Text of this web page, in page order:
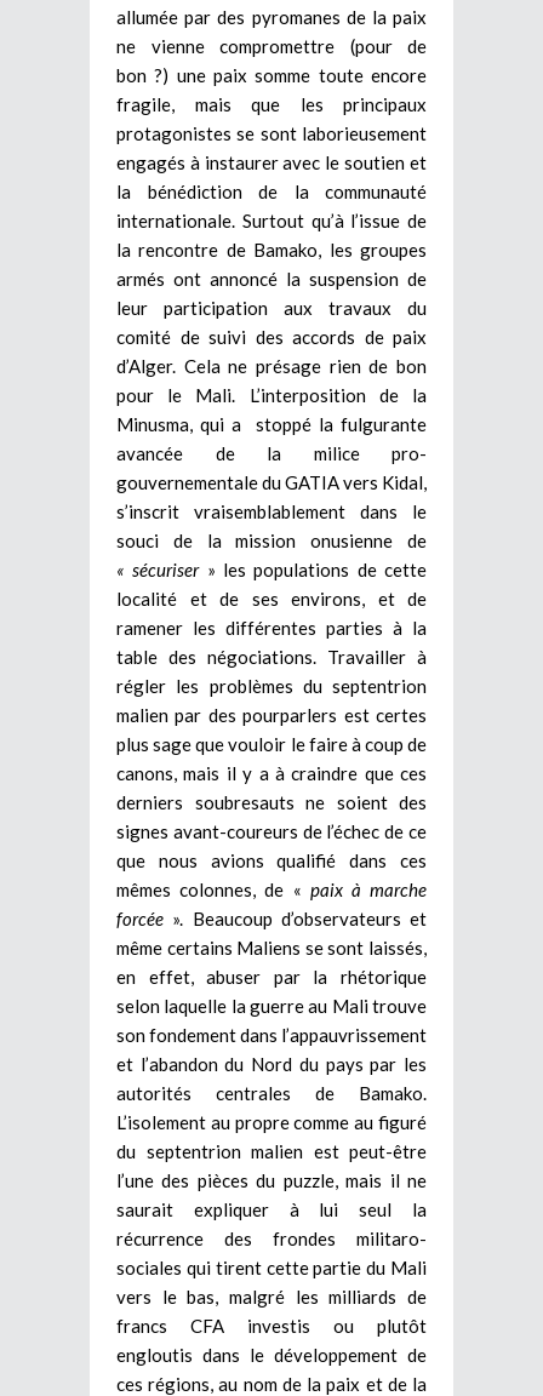
allumée par des pyromanes de la paix
ne vienne compromettre (pour de
bon ?) une paix somme toute encore
fragile, mais que les principaux
protagonistes se sont laborieusement
engagés à instaurer avec le soutien et
la bénédiction de la communauté
internationale. Surtout qu’à l’issue de
la rencontre de Bamako, les groupes
armés ont annoncé la suspension de
leur participation aux travaux du
comité de suivi des accords de paix
d’Alger. Cela ne présage rien de bon
pour le Mali. L’interposition de la
Minusma, qui a stoppé la fulgurante
avancée de la milice pro-
gouvernementale du GATIA vers Kidal,
s’inscrit vraisemblablement dans le
souci de la mission onusienne de
« sécuriser » les populations de cette
localité et de ses environs, et de
ramener les différentes parties à la
table des négociations. Travailler à
régler les problèmes du septentrion
malien par des pourparlers est certes
plus sage que vouloir le faire à coup de
canons, mais il y a à craindre que ces
derniers soubresauts ne soient des
signes avant-coureurs de l’échec de ce
que nous avions qualifié dans ces
mêmes colonnes, de « paix à marche
forcée ». Beaucoup d’observateurs et
même certains Maliens se sont laissés,
en effet, abuser par la rhétorique
selon laquelle la guerre au Mali trouve
son fondement dans l’appauvrissement
et l’abandon du Nord du pays par les
autorités centrales de Bamako.
L’isolement au propre comme au figuré
du septentrion malien est peut-être
l’une des pièces du puzzle, mais il ne
saurait expliquer à lui seul la
récurrence des frondes militaro-
sociales qui tirent cette partie du Mali
vers le bas, malgré les milliards de
francs CFA investis ou plutôt
engloutis dans le développement de
ces régions, au nom de la paix et de la